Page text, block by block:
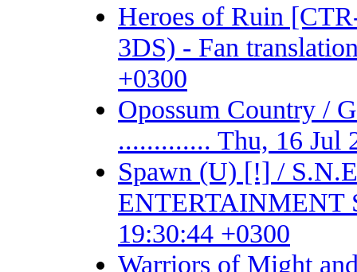
Heroes of Ruin
3DS) - Fan
+0300
Opossum Country /
............. Thu, 16 Jul
Spawn (U) [!] /
ENTERTAINMENT
19:30:44 +0300
Warriors of Might